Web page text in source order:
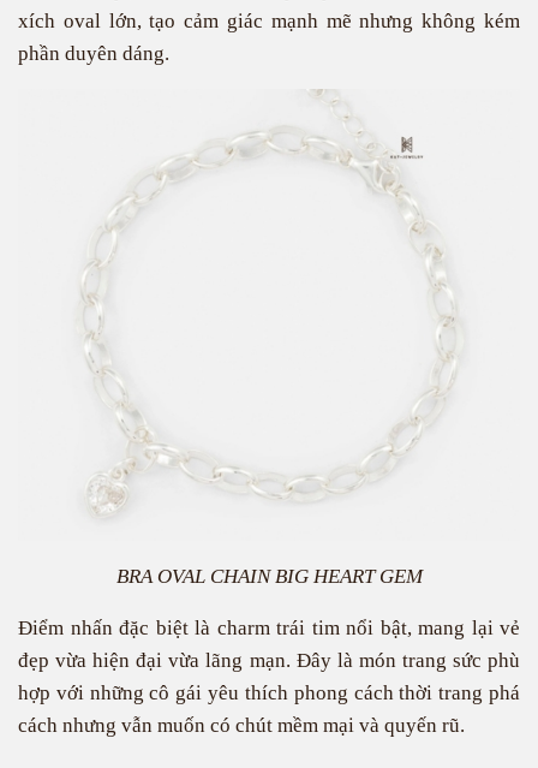
xích oval lớn, tạo cảm giác mạnh mẽ nhưng không kém
phần duyên dáng.
BRA OVAL CHAIN BIG HEART GEM
Điểm nhấn đặc biệt là charm trái tim nổi bật, mang lại vẻ
đẹp vừa hiện đại vừa lãng mạn. Đây là món trang sức phù
hợp với những cô gái yêu thích phong cách thời trang phá
cách nhưng vẫn muốn có chút mềm mại và quyến rũ.